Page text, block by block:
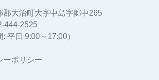
郡大治町大字中島字郷中265
444-2525
: 平日 9:00～17:00）
ーポリシー